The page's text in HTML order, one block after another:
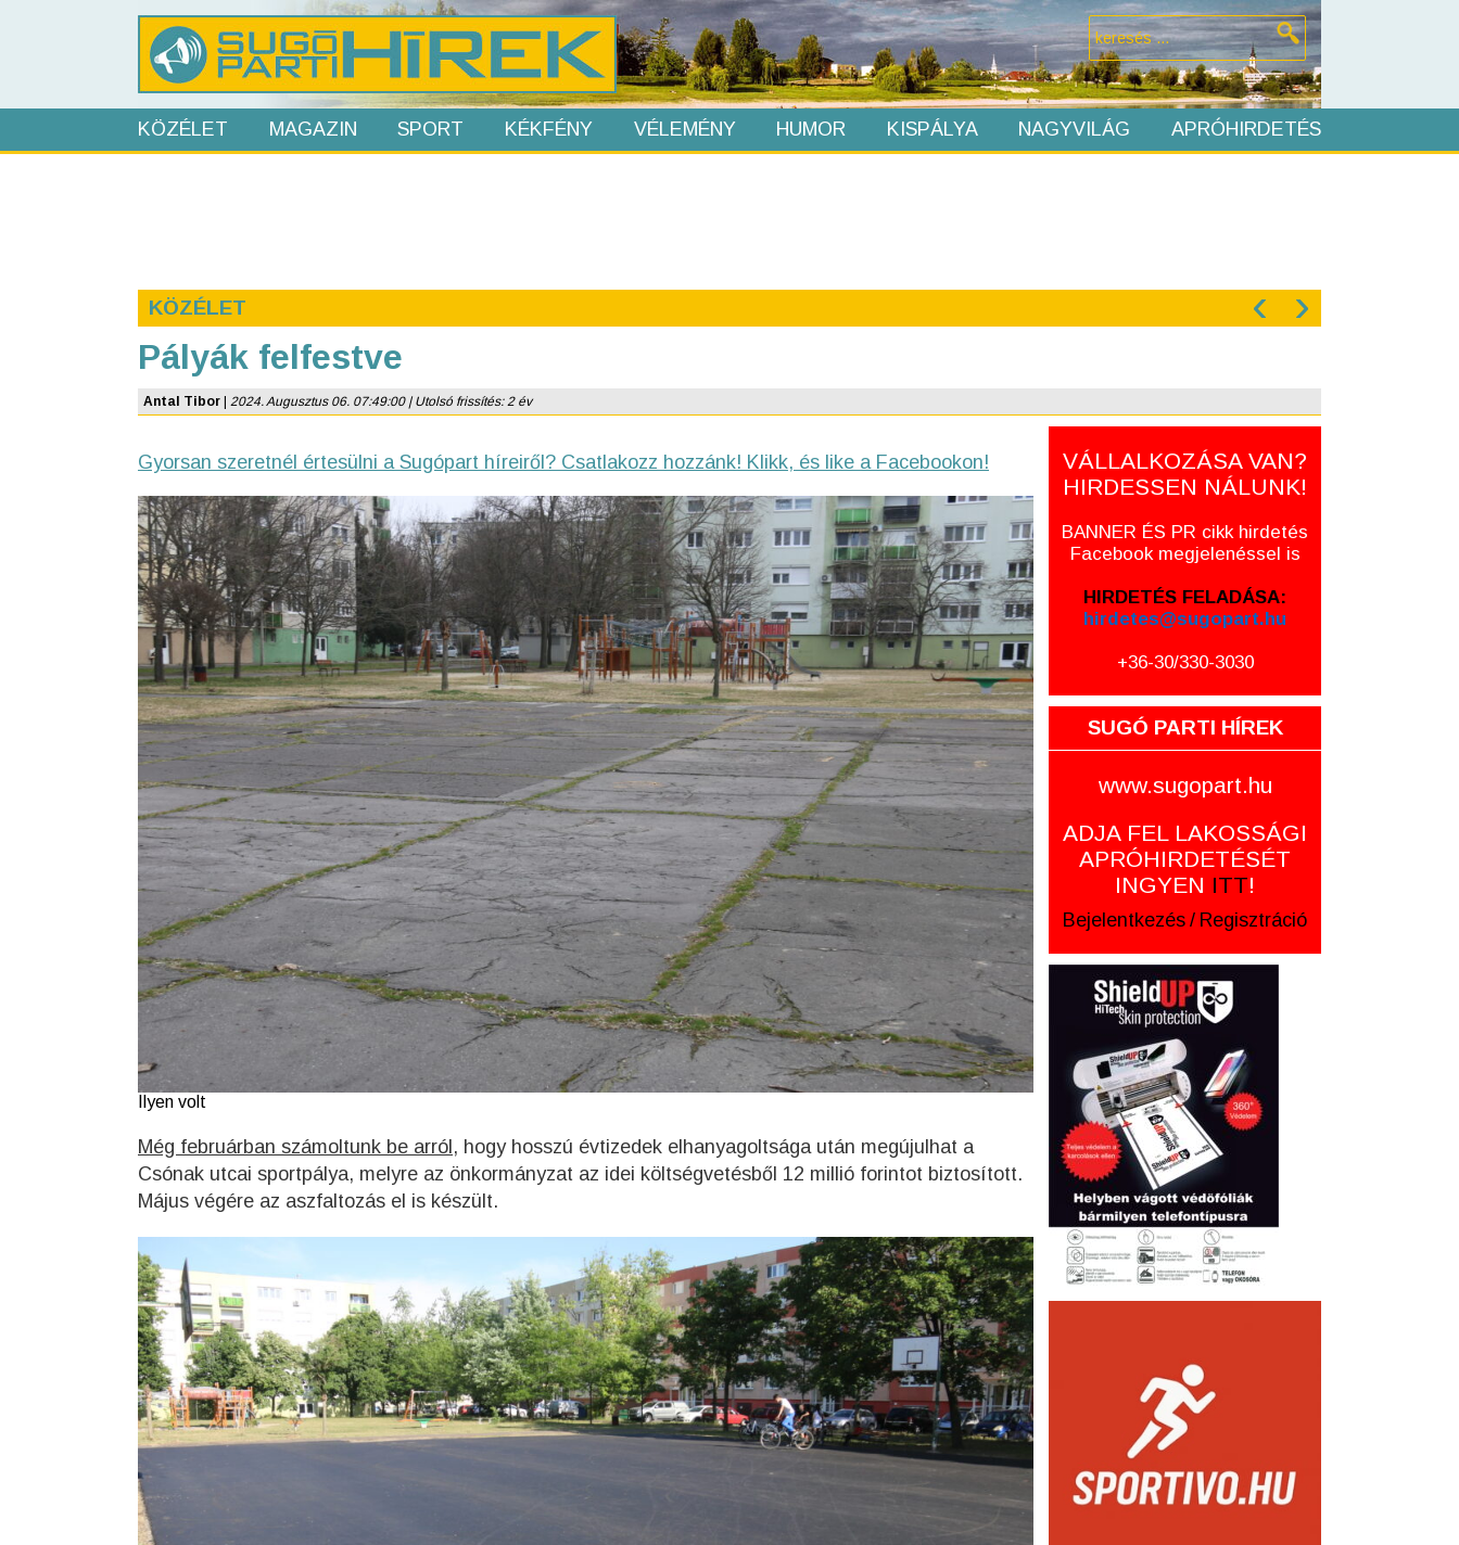
KÖZÉLET MAGAZIN SPORT KÉKFÉNY VÉLEMÉNY HUMOR KISPÁLYA NAGYVILÁG APRÓHIRDETÉS
KÖZÉLET ‹ ›
Pályák felfestve
Antal Tibor 2024. Augusztus 06. 07:49:00 | Utolsó frissítés: 2 év
Gyorsan szeretnél értesülni a Sugópart híreiről? Csatlakozz hozzánk! Klikk, és like a Facebookon!
Ilyen volt
Még februárban számoltunk be arról, hogy hosszú évtizedek elhanyagoltsága után megújulhat a
Csónak utcai sportpálya, melyre az önkormányzat az idei költségvetésből 12 millió forintot biztosított.
Május végére az aszfaltozás el is készült.
VÁLLALKOZÁSA VAN?
HIRDESSEN NÁLUNK!
BANNER ÉS PR cikk hirdetés
Facebook megjelenéssel is
HIRDETÉS FELADÁSA:
hirdetes@sugopart.hu
+36-30/330-3030
SUGÓ PARTI HÍREK
www.sugopart.hu
ADJA FEL LAKOSSÁGI
APRÓHIRDETÉSÉT
INGYEN ITT!
Bejelentkezés / Regisztráció